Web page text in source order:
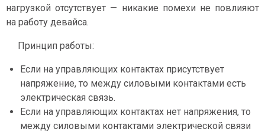
нагрузкой отсутствует — никакие помехи не повлияют
на работу девайса.
Принцип работы:
Если на управляющих контактах присутствует
напряжение, то между силовыми контактами есть
электрическая связь.
Если на управляющих контактах нет напряжения, то
между силовыми контактами электрической связи